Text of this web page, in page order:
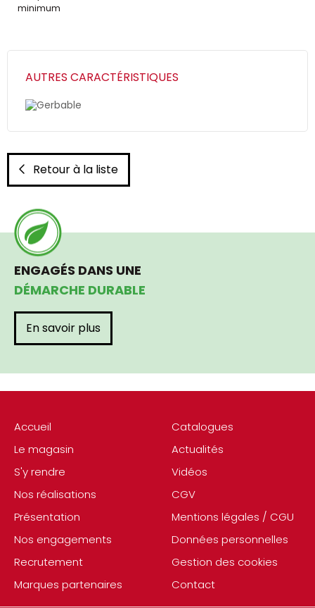
minimum
AUTRES CARACTÉRISTIQUES
Gerbable
Retour à la liste
Accueil
Le magasin
S'y rendre
Nos réalisations
Présentation
Nos engagements
Recrutement
Marques partenaires
Catalogues
Actualités
Vidéos
CGV
Mentions légales / CGU
Données personnelles
Gestion des cookies
Contact
ENGAGÉS DANS UNE
DÉMARCHE DURABLE
En savoir plus